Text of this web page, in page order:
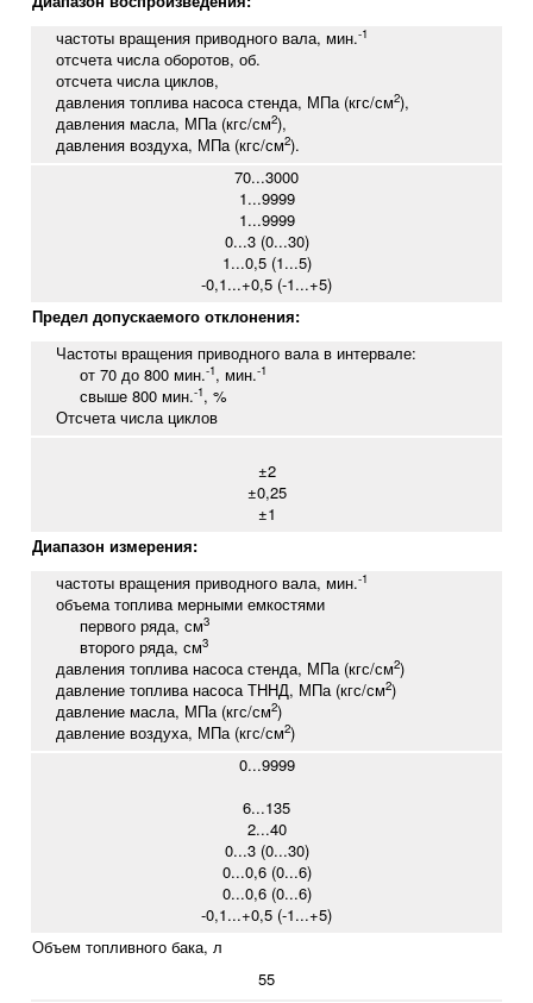
частоты вращения приводного вала, мин.-1
отсчета числа оборотов, об.
отсчета числа циклов,
давления топлива насоса стенда, МПа (кгс/см2),
давления масла, МПа (кгс/см2),
давления воздуха, МПа (кгс/см2).
70...3000
1...9999
1...9999
0...3 (0...30)
1...0,5 (1...5)
-0,1...+0,5 (-1...+5)
Предел допускаемого отклонения:
Частоты вращения приводного вала в интервале:
от 70 до 800 мин.-1, мин.-1
свыше 800 мин.-1, %
Отсчета числа циклов
±2
±0,25
±1
Диапазон измерения:
частоты вращения приводного вала, мин.-1
объема топлива мерными емкостями
первого ряда, см3
второго ряда, см3
давления топлива насоса стенда, МПа (кгс/см2)
давление топлива насоса ТННД, МПа (кгс/см2)
давление масла, МПа (кгс/см2)
давление воздуха, МПа (кгс/см2)
0...9999
6...135
2...40
0...3 (0...30)
0...0,6 (0...6)
0...0,6 (0...6)
-0,1...+0,5 (-1...+5)
Объем топливного бака, л
55